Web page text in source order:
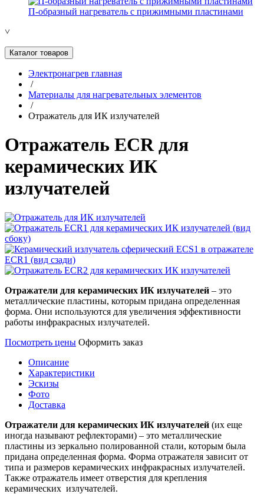
П-образный нагреватель с прижимными пластинами
˅
Каталог товаров
Электронагрев главная
/
Материалы для нагревательных элементов
/
Отражатель для ИК излучателей
Отражатель ECR для
керамических ИК
излучателей
Отражатели для керамических ИК излучателей – это
металлические пластины, которым придана определенная
форма. Они используются для увеличения эффективности
работы инфракрасных излучателей.
Посмотреть цены Оформить заказ
Описание
Характеристики
Эскизы
Фото
Доставка
Отражатели для керамических ИК излучателей (их еще
иногда называют рефлекторами) – это металлические
пластины из зеркально полированной стали, которым была
придана определенная форма. Форма отражателя зависит от
типа и размеров керамических инфракрасных излучателей.
Также отражатель имеет отверстия для крепления
керамических излучателей.